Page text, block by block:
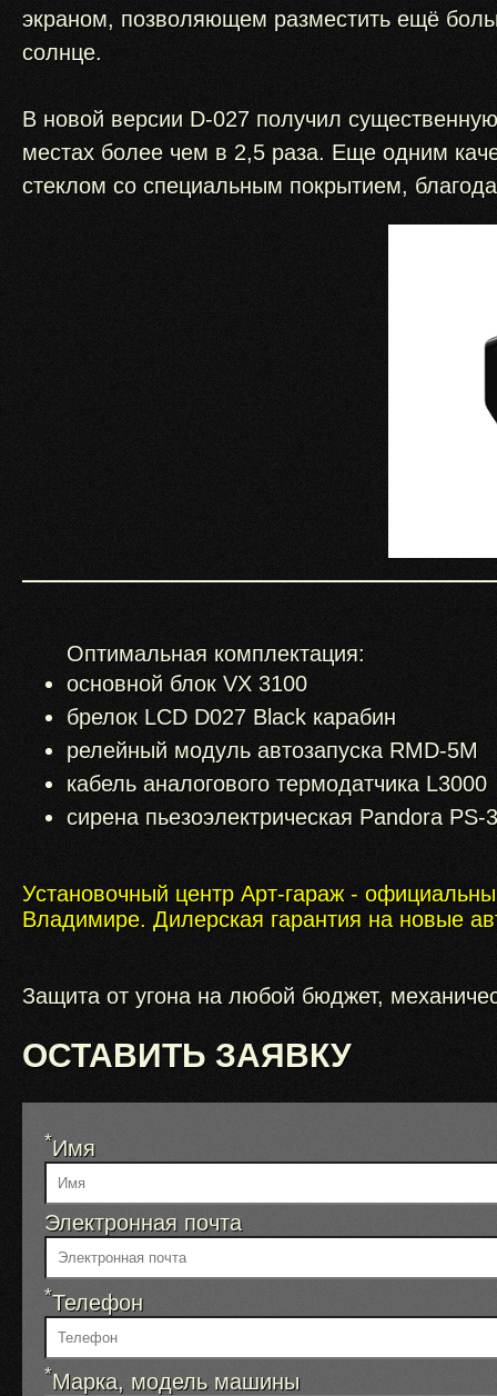
экраном, позволяющем разместить ещё
солнце.
В новой версии D-027 получил
местах более чем в 2,5 раза. Еще одним
стеклом со специальным покрытием,
Оптимальная комплектация:
основной блок VX 3100
брелок LCD D027 Black карабин
релейный модуль автозапуска RMD-5M
кабель аналогового термодатчика L3000
сирена пьезоэлектрическая Pandora PS-
Установочный центр Арт-гараж -
Владимире. Дилерская гарантия на новые
Защита от угона на любой бюджет,
ОСТАВИТЬ ЗАЯВКУ
*Имя
Электронная почта
*Телефон
*Марка, модель машины